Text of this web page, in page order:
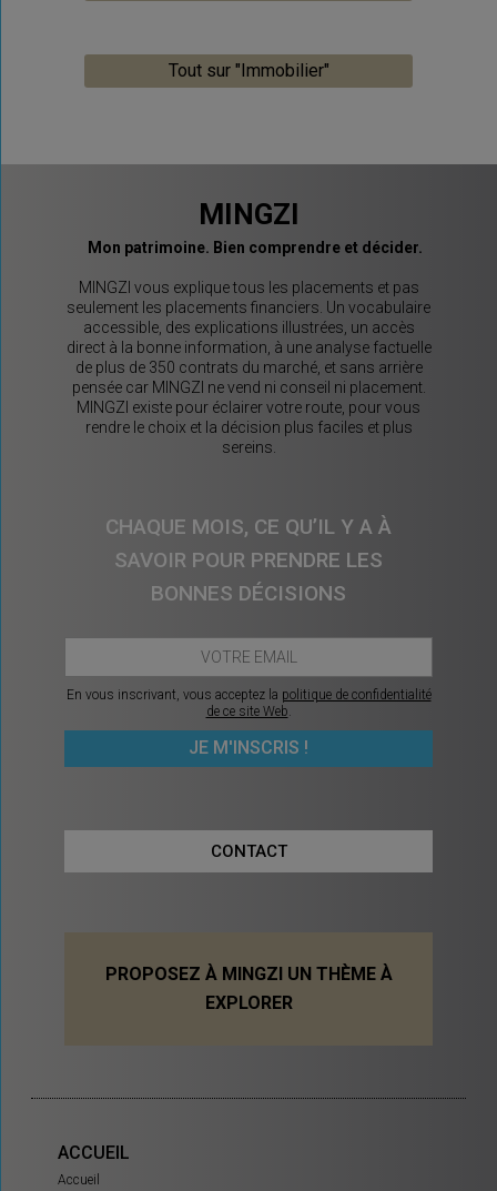
Tout sur "Immobilier"
MINGZI
Mon patrimoine. Bien comprendre et décider.
MINGZI vous explique tous les placements et pas
seulement les placements financiers. Un vocabulaire
accessible, des explications illustrées, un accès
direct à la bonne information, à une analyse factuelle
de plus de 350 contrats du marché, et sans arrière
pensée car MINGZI ne vend ni conseil ni placement.
MINGZI existe pour éclairer votre route, pour vous
rendre le choix et la décision plus faciles et plus
sereins.
CHAQUE MOIS, CE QU’IL Y A À
SAVOIR POUR PRENDRE LES
BONNES DÉCISIONS
En vous inscrivant, vous acceptez la politique de confidentialité
de ce site Web.
CONTACT
PROPOSEZ À MINGZI UN THÈME À
EXPLORER
ACCUEIL
Accueil